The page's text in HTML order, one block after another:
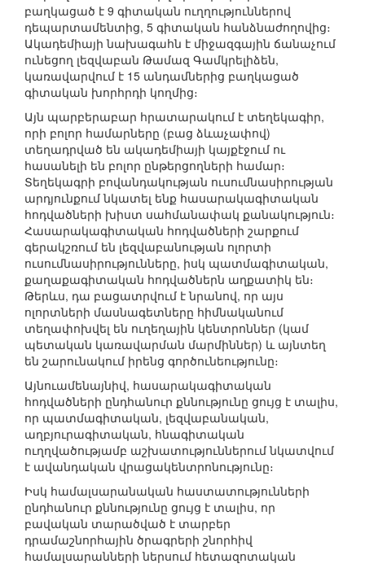
բաղկացած է 9 գիտական ուղղություններով
դեպարտամենտից, 5 գիտական հանձնաժողովից։
Ակադեմիայի նախագահն է միջազգային ճանաչում
ունեցող լեզվաբան Թամազ Գամկրելիձեն,
կառավարվում է 15 անդամներից բաղկացած
գիտական խորհրդի կողմից։
Այն պարբերաբար հրատարակում է տեղեկագիր,
որի բոլոր համարները (բաց ձևաչափով)
տեղադրված են ակադեմիայի կայքէջում ու
հասանելի են բոլոր ընթերցողների համար։
Տեղեկագրի բովանդակության ուսումնասիրության
արդյունքում նկատել ենք հասարակագիտական
հոդվածների խիստ սահմանափակ քանակություն։
Հասարակագիտական հոդվածների շարքում
գերակշռում են լեզվաբանության ոլորտի
ուսումնասիրությունները, իսկ պատմագիտական,
քաղաքագիտական հոդվածներն աղքատիկ են։
Թերևս, դա բացատրվում է նրանով, որ այս
ոլորտների մասնագետները հիմնականում
տեղափոխվել են ուղեղային կենտրոններ (կամ
պետական կառավարման մարմիններ) և այնտեղ
են շարունակում իրենց գործունեությունը։
Այնուամենայնիվ, հասարակագիտական
հոդվածների ընդհանուր քննությունը ցույց է տալիս,
որ պատմագիտական, լեզվաբանական,
աղբյուրագիտական, հնագիտական
ուղղվածությամբ աշխատություններում նկատվում
է ավանդական վրացակենտրոնությունը։
Իսկ համալսարանական հաստատությունների
ընդհանուր քննությունը ցույց է տալիս, որ
բավական տարածված է տարբեր
դրամաշնորհային ծրագրերի շնորհիվ
համալսարանների ներսում հետազոտական